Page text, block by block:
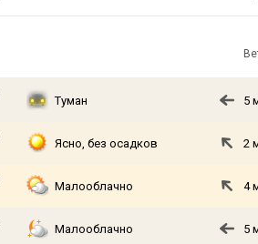
Туман 5
Ясно, без осадков 2
Малооблачно 4
Малооблачно 5